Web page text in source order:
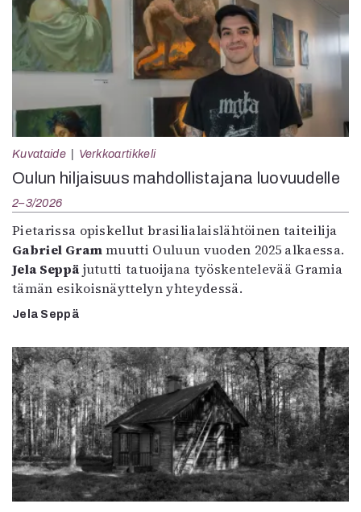
Kuvataide Verkkoartikkeli
Oulun hiljaisuus mahdollistajana luovuudelle
2–3/2026
Pietarissa opiskellut brasilialaislähtöinen taiteilija
Gabriel Grammuutti Ouluun vuoden 2025 alkaessa.
Jela Seppä jututti tatuoijana työskentelevää Gramia
tämän esikoisnäyttelyn yhteydessä.
Jela Seppä